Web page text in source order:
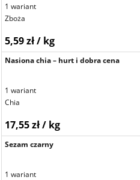
1 wariant
Zboża
5,59 zł / kg
Nasiona chia – hurt i dobra cena
1 wariant
Chia
17,55 zł / kg
Sezam czarny
1 wariant